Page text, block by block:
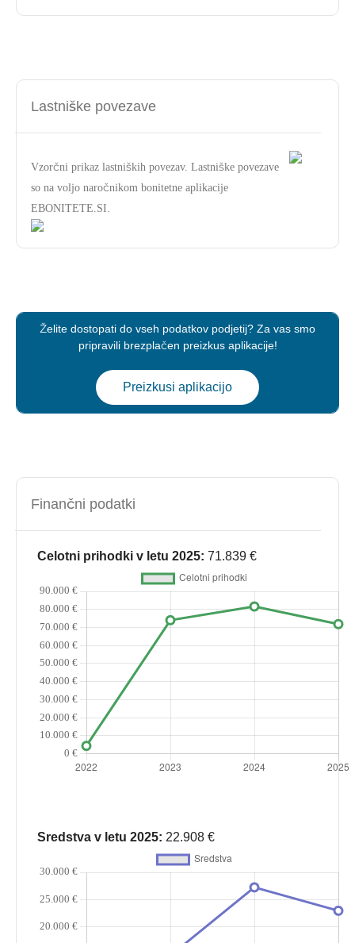
Lastniške povezave
Vzorčni prikaz lastniških povezav. Lastniške povezave
so na voljo naročnikom bonitetne aplikacije
EBONITETE.SI.
Želite dostopati do vseh podatkov podjetij? Za vas smo
pripravili brezplačen preizkus aplikacije!
Preizkusi aplikacijo
Finančni podatki
Celotni prihodki v letu 2025: 71.839 €
Sredstva v letu 2025: 22.908 €